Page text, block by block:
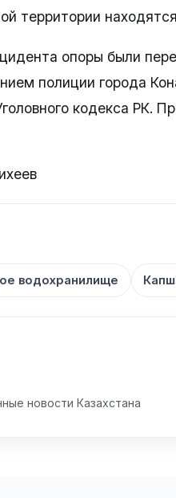
территории
опоры были
полиции города
кодекса РК.
водохранилище
новости Казахстана